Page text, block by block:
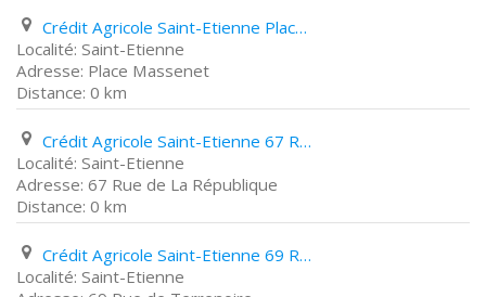
Crédit Agricole Saint-Etienne Place Massenet
Saint-Etienne
Place Massenet
0 km
Crédit Agricole Saint-Etienne 67 Rue de La République
Saint-Etienne
67 Rue de La République
0 km
Crédit Agricole Saint-Etienne 69 Rue de Terrenoire
Saint-Etienne